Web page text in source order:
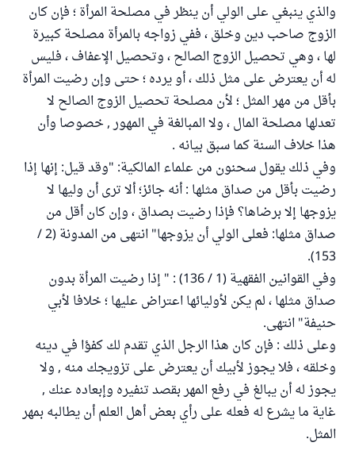
والذي ينبغي على الولي أن ينظر في مصلحة المرأة ؛ فإن كان
الزوج صاحب دين وخلق ، ففي زواجه بالمرأة مصلحة كبيرة
لها ، وهي تحصيل الزوج الصالح ، وتحصيل الإعفاف ، فليس
له أن يعترض على مثل ذلك ، أو يرده ؛ حتى وإن رضيت المرأة
بأقل من مهر المثل ؛ لأن مصلحة تحصيل الزوج الصالح لا
تعدلها مصلحة المال ، ولا المبالغة في المهور , خصوصا وأن
هذا خلاف السنة كما سبق بيانه .
وفي ذلك يقول سحنون من علماء المالكية: "وقد قيل: إنها إذا
رضيت بأقل من صداق مثلها : أنه جائز؛ ألا ترى أن وليها لا
يزوجها إلا برضاها؟ فإذا رضيت بصداق ، وإن كان أقل من
صداق مثلها: فعلى الولي أن يزوجها" انتهى من المدونة (2 /
153).
وفي القوانين الفقهية (1 / 136) : " إذا رضيت المرأة بدون
صداق مثلها ، لم يكن لأوليائها اعتراض عليها ؛ خلافا لأبي
حنيفة" انتهى.
وعلى ذلك : فإن كان هذا الرجل الذي تقدم لك كفؤا في دينه
وخلقه ، فلا يجوز لأبيك أن يعترض على تزويجك منه , ولا
يجوز له أن يبالغ في رفع المهر بقصد تنفيره وإبعاده عنك ,
غاية ما يشرع له فعله على رأي بعض أهل العلم أن يطالبه بمهر
المثل.